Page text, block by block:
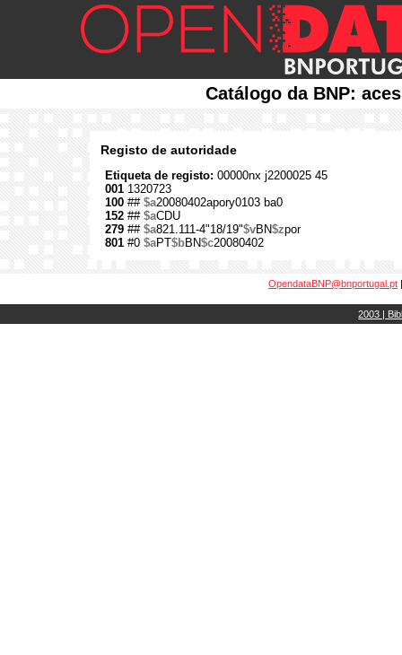
Catálogo da BNP:
Registo de autoridade
Etiqueta de registo: 00000nx j2200025 45
001 1320723
100 ## $a20080402apory0103 ba0
152 ## $aCDU
279 ## $a821.111-4"18/19"$vBN$zpor
801 #0 $aPT$bBN$c20080402
OpendataBNP@bnportugal.pt
2003 |